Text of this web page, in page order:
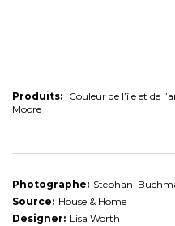
Produits: Couleur de l’île et de
Moore
Photographe: Stephani
Source: House & Home
Designer: Lisa Worth